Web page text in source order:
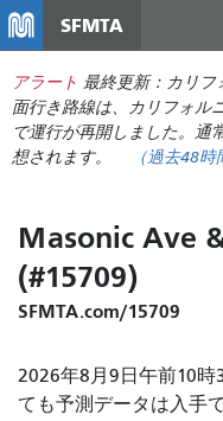
SFMTA
アラート 最終更新：カリフ
面行き路線は、カリフォル
で運行が再開しました。通
想されます。
（過去48時
Masonic Ave
(#15709)
SFMTA.com/15709
2026年8月9日午前10
ても予測データは入手